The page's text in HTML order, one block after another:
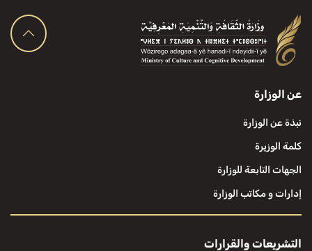
عن الوزارة
نبذة عن الوزارة
كلمة الوزيرة
الجهات التابعة للوزارة
إدارات و مكاتب الوزارة
التشريعات والقرارات